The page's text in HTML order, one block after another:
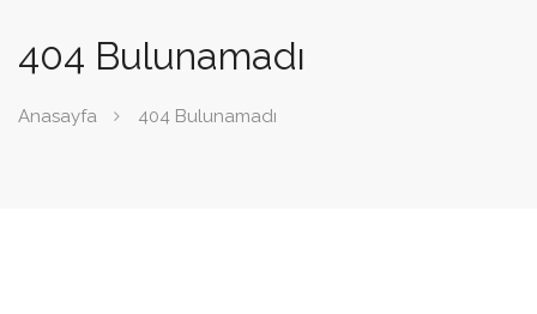
404 Bulunamadı
Anasayfa 404 Bulunamadı